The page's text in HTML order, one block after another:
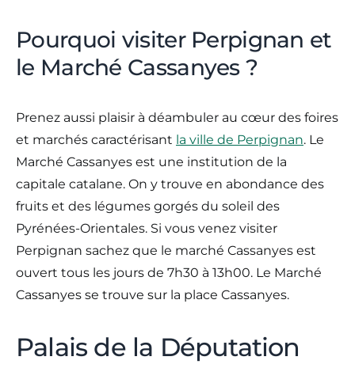
Pourquoi visiter Perpignan et
le Marché Cassanyes ?
Prenez aussi plaisir à déambuler au cœur des foires
et marchés caractérisant la ville de Perpignan. Le
Marché Cassanyes est une institution de la
capitale catalane. On y trouve en abondance des
fruits et des légumes gorgés du soleil des
Pyrénées-Orientales. Si vous venez visiter
Perpignan sachez que le marché Cassanyes est
ouvert tous les jours de 7h30 à 13h00. Le Marché
Cassanyes se trouve sur la place Cassanyes.
Palais de la Députation